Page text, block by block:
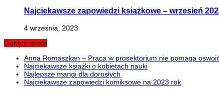
Najciekawsze zapowiedzi książkowe – wrzesień
4 września, 2023
Gorący temat
Anna Romaszkan – Praca w prosektorium nie pomaga
Najciekawsze książki o kobietach nauki
Najlepsze mangi dla dorosłych
Najciekawsze zapowiedzi komiksowe na 2023 rok